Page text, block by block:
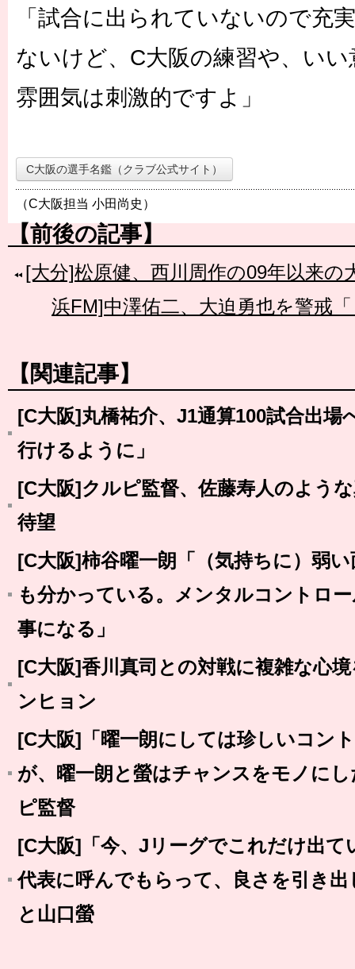
「試合に出られていないので充
ないけど、C大阪の練習や、い
雰囲気は刺激的ですよ」
C大阪の選手名鑑（クラブ公式サイト）
（C大阪担当 小田尚史）
【前後の記事】
[大分]松原健、西川周作の09年以来の
浜FM]中澤佑二、大迫勇也を警戒
【関連記事】
[C大阪]丸橋祐介、J1通算100試合出場
行けるように」
[C大阪]クルピ監督、佐藤寿人のよう
待望
[C大阪]柿谷曜一朗「（気持ちに）弱
も分かっている。メンタルコントロ
事になる」
[C大阪]香川真司との対戦に複雑な心
ンヒョン
[C大阪]「曜一朗にしては珍しいコン
が、曜一朗と螢はチャンスをモノに
ピ監督
[C大阪]「今、Jリーグでこれだけ出て
代表に呼んでもらって、良さを引き
と山口螢